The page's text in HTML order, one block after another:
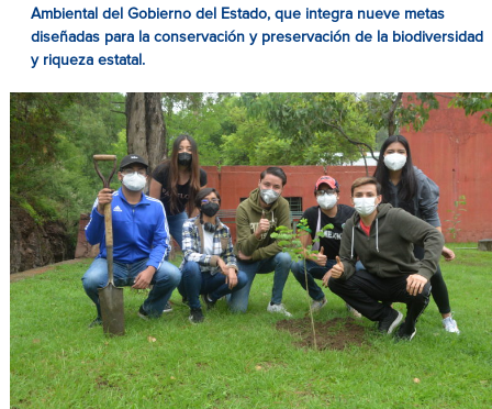
Ambiental del Gobierno del Estado, que integra nueve metas
diseñadas para la conservación y preservación de la biodiversidad
y riqueza estatal.